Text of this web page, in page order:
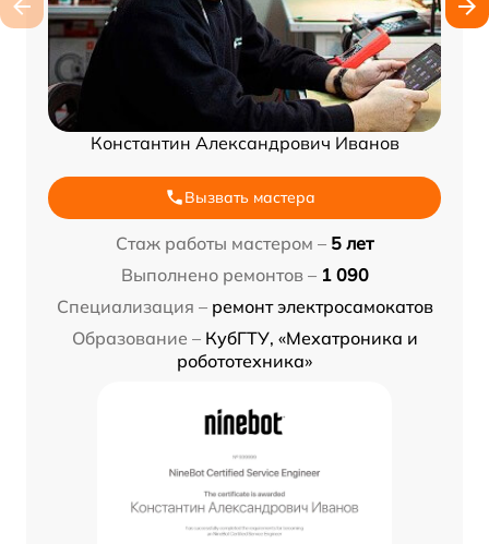
Константин Александрович Иванов
Вызвать мастера
Стаж работы мастером – 5 лет
Выполнено ремонтов – 1 090
Специализация – ремонт электросамокатов
Образование – КубГТУ, «Мехатроника и
робототехника»